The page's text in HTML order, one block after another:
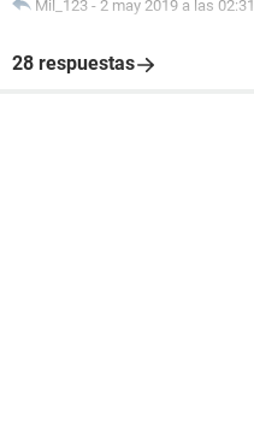
Mil_123 - 2 may 2019 a las 02:31
28 respuestas